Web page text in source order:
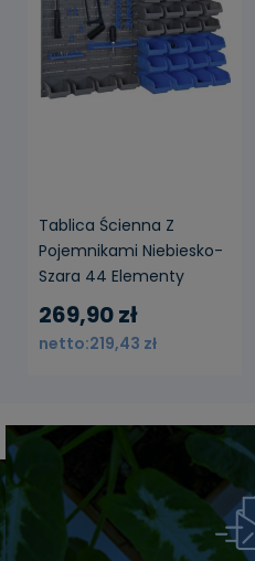
Tablica Ścienna Z
Pojemnikami Niebiesko-
Szara 44 Elementy
269,90 zł
219,43 zł